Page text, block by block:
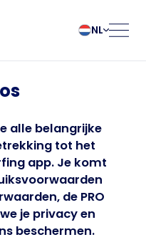
NL
Português
Românesc
Pусский
Slovenčina
Suomalainen
Svenska
Türk
alle belangrijke
tot het
app. Je komt
de PRO
je privacy en
beschermen.